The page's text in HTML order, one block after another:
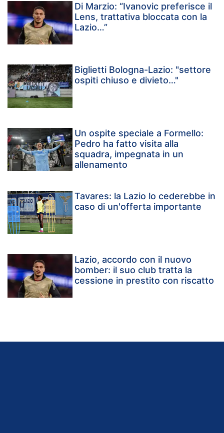
Di Marzio: “Ivanovic preferisce il
Lens, trattativa bloccata con la
Lazio…”
Biglietti Bologna-Lazio: "settore
ospiti chiuso e divieto…"
Un ospite speciale a Formello:
Pedro ha fatto visita alla
squadra, impegnata in un
allenamento
Tavares: la Lazio lo cederebbe in
caso di un'offerta importante
Lazio, accordo con il nuovo
bomber: il suo club tratta la
cessione in prestito con riscatto